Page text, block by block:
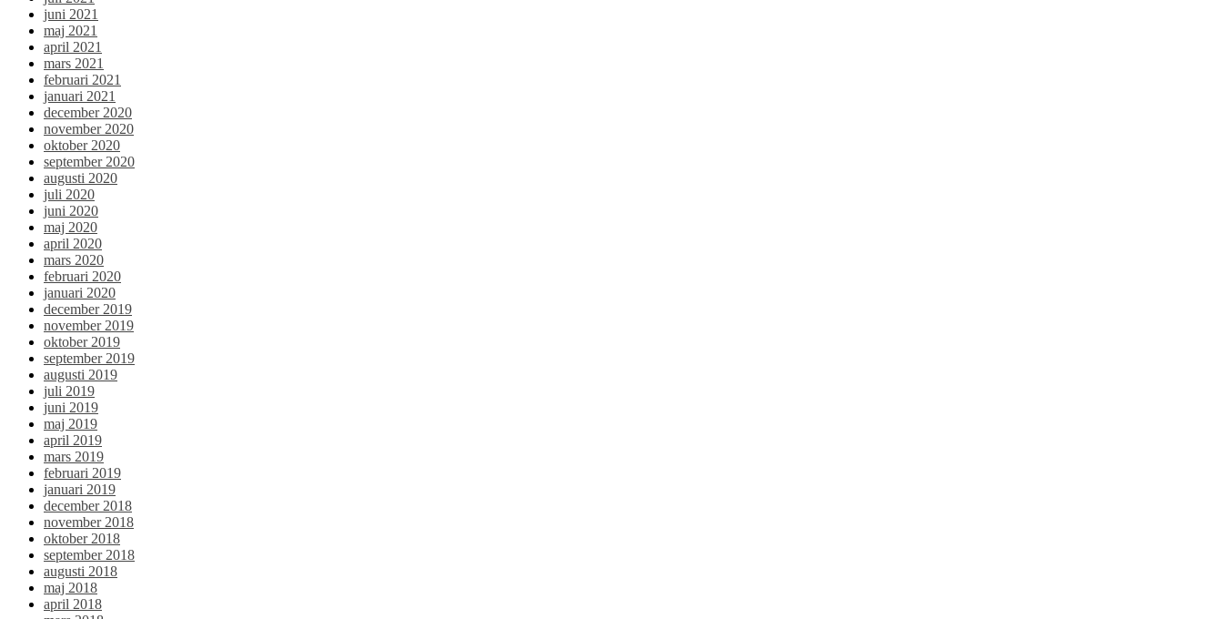
juni 2021
maj 2021
april 2021
mars 2021
februari 2021
januari 2021
december 2020
november 2020
oktober 2020
september 2020
augusti 2020
juli 2020
juni 2020
maj 2020
april 2020
mars 2020
februari 2020
januari 2020
december 2019
november 2019
oktober 2019
september 2019
augusti 2019
juli 2019
juni 2019
maj 2019
april 2019
mars 2019
februari 2019
januari 2019
december 2018
november 2018
oktober 2018
september 2018
augusti 2018
maj 2018
april 2018